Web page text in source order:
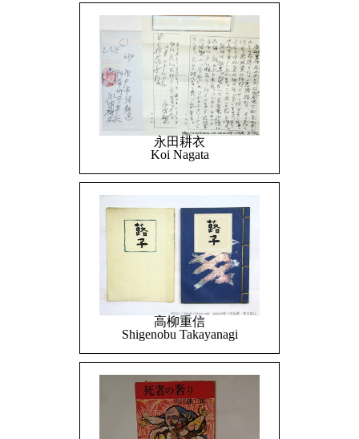
永田耕衣
Koi Nagata
高柳重信
Shigenobu Takayanagi